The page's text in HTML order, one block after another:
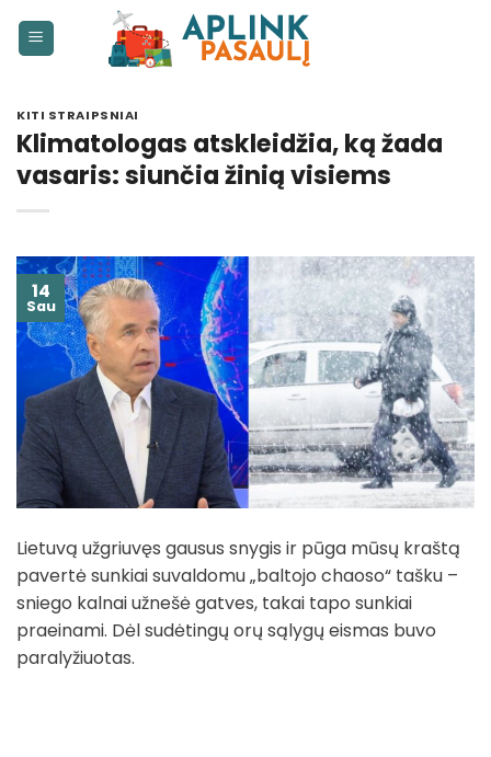
KITI STRAIPSNIAI
Klimatologas atskleidžia, ką žada
vasaris: siunčia žinią visiems
14
Sau
Lietuvą užgriuvęs gausus snygis ir pūga mūsų kraštą
pavertė sunkiai suvaldomu „baltojo chaoso“ tašku –
sniego kalnai užnešė gatves, takai tapo sunkiai
praeinami. Dėl sudėtingų orų sąlygų eismas buvo
paralyžiuotas.